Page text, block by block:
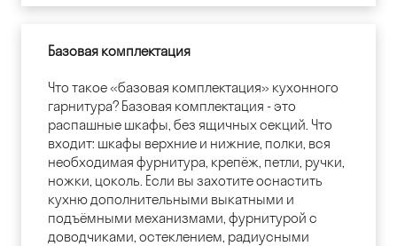
Базовая комплектация
Что такое «базовая комплектация» кухонного
гарнитура? Базовая комплектация - это
распашные шкафы, без ящичных секций. Что
входит: шкафы верхние и нижние, полки, вся
необходимая фурнитура, крепёж, петли, ручки,
ножки, цоколь. Если вы захотите оснастить
кухню дополнительными выкатными и
подъёмными механизмами, фурнитурой с
доводчиками, остеклением, радиусными